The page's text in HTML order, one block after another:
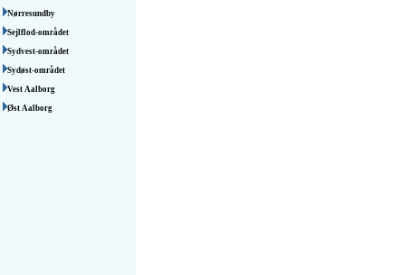
Nørresundby
Sejlflod-området
Sydvest-området
Sydøst-området
Vest Aalborg
Øst Aalborg